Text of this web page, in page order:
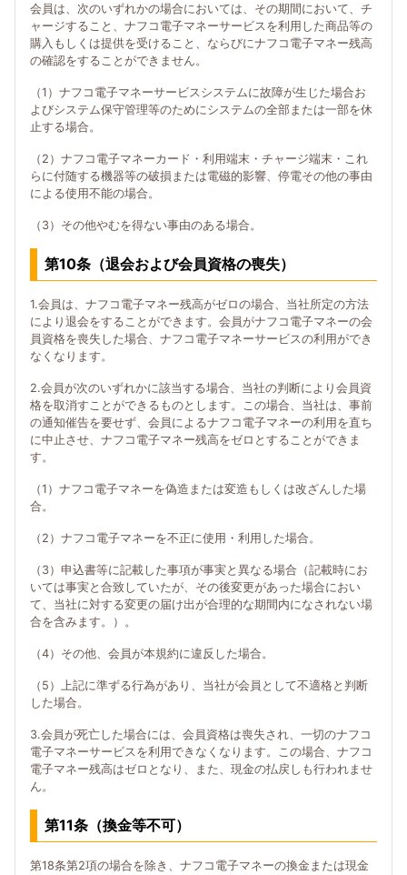
会員は、次のいずれかの場合においては、その期間において、チ
ャージすること、ナフコ電子マネーサービスを利用した商品等の
購入もしくは提供を受けること、ならびにナフコ電子マネー残高
の確認をすることができません。
（1）ナフコ電子マネーサービスシステムに故障が生じた場合お
よびシステム保守管理等のためにシステムの全部または一部を休
止する場合。
（2）ナフコ電子マネーカード・利用端末・チャージ端末・これ
らに付随する機器等の破損または電磁的影響、停電その他の事由
による使用不能の場合。
（3）その他やむを得ない事由のある場合。
第10条（退会および会員資格の喪失）
1.会員は、ナフコ電子マネー残高がゼロの場合、当社所定の方法
により退会をすることができます。会員がナフコ電子マネーの会
員資格を喪失した場合、ナフコ電子マネーサービスの利用ができ
なくなります。
2.会員が次のいずれかに該当する場合、当社の判断により会員資
格を取消すことができるものとします。この場合、当社は、事前
の通知催告を要せず、会員によるナフコ電子マネーの利用を直ち
に中止させ、ナフコ電子マネー残高をゼロとすることができま
す。
（1）ナフコ電子マネーを偽造または変造もしくは改ざんした場
合。
（2）ナフコ電子マネーを不正に使用・利用した場合。
（3）申込書等に記載した事項が事実と異なる場合（記載時にお
いては事実と合致していたが、その後変更があった場合におい
て、当社に対する変更の届け出が合理的な期間内になされない場
合を含みます。）。
（4）その他、会員が本規約に違反した場合。
（5）上記に準ずる行為があり、当社が会員として不適格と判断
した場合。
3.会員が死亡した場合には、会員資格は喪失され、一切のナフコ
電子マネーサービスを利用できなくなります。この場合、ナフコ
電子マネー残高はゼロとなり、また、現金の払戻しも行われませ
ん。
第11条（換金等不可）
第18条第2項の場合を除き、ナフコ電子マネーの換金または現金